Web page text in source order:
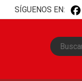
SÍGUENOS EN: